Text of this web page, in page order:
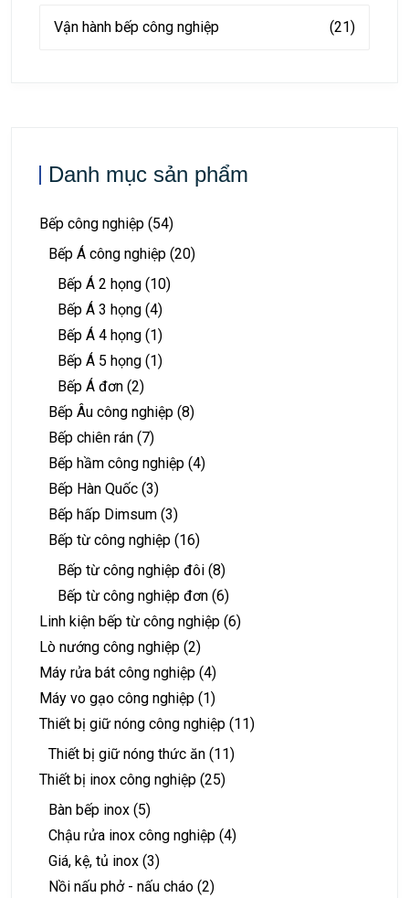
Vận hành bếp công nghiệp (21)
Danh mục sản phẩm
Bếp công nghiệp (54)
Bếp Á công nghiệp (20)
Bếp Á 2 họng (10)
Bếp Á 3 họng (4)
Bếp Á 4 họng (1)
Bếp Á 5 họng (1)
Bếp Á đơn (2)
Bếp Âu công nghiệp (8)
Bếp chiên rán (7)
Bếp hầm công nghiệp (4)
Bếp Hàn Quốc (3)
Bếp hấp Dimsum (3)
Bếp từ công nghiệp (16)
Bếp từ công nghiệp đôi (8)
Bếp từ công nghiệp đơn (6)
Linh kiện bếp từ công nghiệp (6)
Lò nướng công nghiệp (2)
Máy rửa bát công nghiệp (4)
Máy vo gạo công nghiệp (1)
Thiết bị giữ nóng công nghiệp (11)
Thiết bị giữ nóng thức ăn (11)
Thiết bị inox công nghiệp (25)
Bàn bếp inox (5)
Chậu rửa inox công nghiệp (4)
Giá, kệ, tủ inox (3)
Nồi nấu phở - nấu cháo (2)